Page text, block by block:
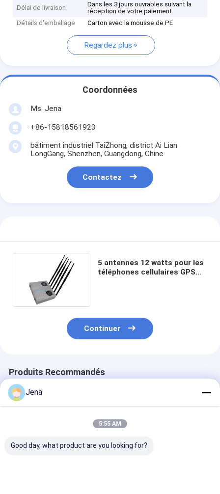
Délai de livraison
Dans les 3 jours ouvrables suivant la
réception de votre paiement
Détails d'emballage
Carton avec la mousse de PE
Regardez plus
Coordonnées
Ms. Jena
+86-15818561923
bâtiment industriel TaiZhong, district Ai Lian
LongGang, Shenzhen, Guangdong, Chine
Contactez
5 antennes 12 watts pour les
téléphones cellulaires GPS
Continuer
Produits Recommandés
Jena
5:55 AM
Good day, what product are you looking for?